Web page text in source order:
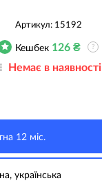
Артикул: 15192
Кешбек 126 ₴ ?
Немає в наявності
12 міс.
українська